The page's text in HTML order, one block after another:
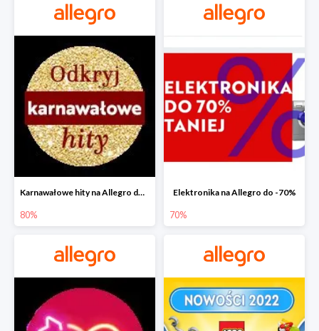
Karnawałowe hity na Allegro do -80%
80%
Elektronika na Allegro do -70%
70%